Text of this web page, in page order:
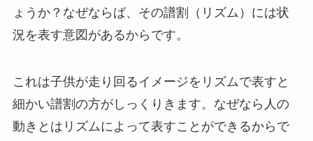
ょうか？なぜならば、その譜割（リズム）には状
況を表す意図があるからです。
これは子供が走り回るイメージをリズムで表すと
細かい譜割の方がしっくりきます。なぜなら人の
動きとはリズムによって表すことができるからで